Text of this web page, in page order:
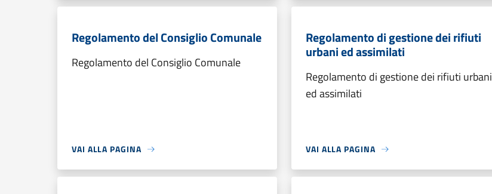
Regolamento del Consiglio Comunale
Regolamento del Consiglio Comunale
VAI ALLA PAGINA
Regolamento di gestione dei rifiuti
urbani ed assimilati
Regolamento di gestione dei rifiuti urbani
ed assimilati
VAI ALLA PAGINA